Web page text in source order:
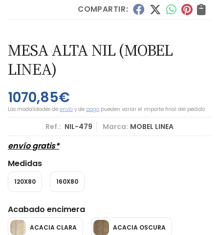
COMPARTIR:
MESA ALTA NIL (MOBEL
LINEA)
1070,85€
Las modalidades de envío y de pago pueden variar el importe final del pedido.
Ref.: NIL-479 Marca: MOBEL LINEA
envío gratis*
Medidas
120X80 160X80
Acabado encimera
ACACIA CLARA ACACIA OSCURA